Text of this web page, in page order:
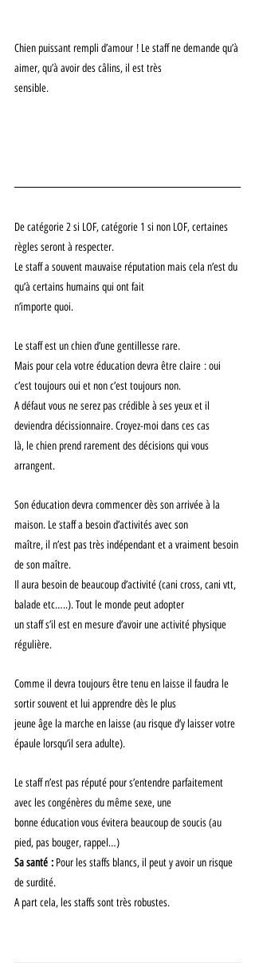
Chien puissant rempli d’amour ! Le staff ne demande qu’à
aimer, qu’à avoir des câlins, il est très
sensible.
De catégorie 2 si LOF, catégorie 1 si non LOF, certaines
règles seront à respecter.
Le staff a souvent mauvaise réputation mais cela n’est du
qu’à certains humains qui ont fait
n’importe quoi.
Le staff est un chien d’une gentillesse rare.
Mais pour cela votre éducation devra être claire : oui
c’est toujours oui et non c’est toujours non.
A défaut vous ne serez pas crédible à ses yeux et il
deviendra décissionnaire. Croyez-moi dans ces cas
là, le chien prend rarement des décisions qui vous
arrangent.
Son éducation devra commencer dès son arrivée à la
maison. Le staff a besoin d’activités avec son
maître, il n’est pas très indépendant et a vraiment besoin
de son maître.
Il aura besoin de beaucoup d’activité (cani cross, cani vtt,
balade etc…..). Tout le monde peut adopter
un staff s’il est en mesure d’avoir une activité physique
régulière.
Comme il devra toujours être tenu en laisse il faudra le
sortir souvent et lui apprendre dès le plus
jeune âge la marche en laisse (au risque d’y laisser votre
épaule lorsqu’il sera adulte).
Le staff n’est pas réputé pour s’entendre parfaitement
avec les congénères du même sexe, une
bonne éducation vous évitera beaucoup de soucis (au
pied, pas bouger, rappel…)
Sa santé : Pour les staffs blancs, il peut y avoir un risque
de surdité.
A part cela, les staffs sont très robustes.